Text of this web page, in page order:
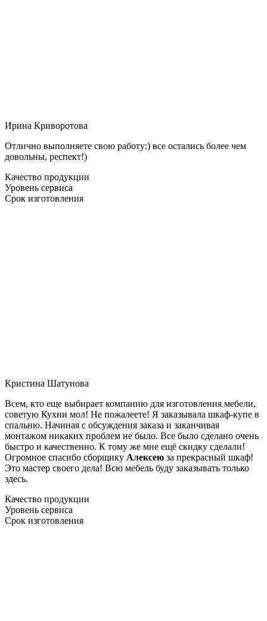
Ирина Криворотова
Отлично выполняете свою работу:) все остались более чем
довольны, респект!)
Качество продукции
Уровень сервиса
Срок изготовления
Кристина Шатунова
Всем, кто еще выбирает компанию для изготовления мебели,
советую Кухни мол! Не пожалеете! Я заказывала шкаф-купе в
спальню. Начиная с обсуждения заказа и заканчивая
монтажом никаких проблем не было. Все было сделано очень
быстро и качественно. К тому же мне ещё скидку сделали!
Огромное спасибо сборщику Алексею за прекрасный шкаф!
Это мастер своего дела! Всю мебель буду заказывать только
здесь.
Качество продукции
Уровень сервиса
Срок изготовления